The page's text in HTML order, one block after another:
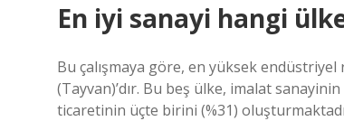
En iyi sanayi hangi
Bu çalışmaya göre, en yüksek
(Tayvan)’dır. Bu beş ülke, imalat
ticaretinin üçte birini (%31)